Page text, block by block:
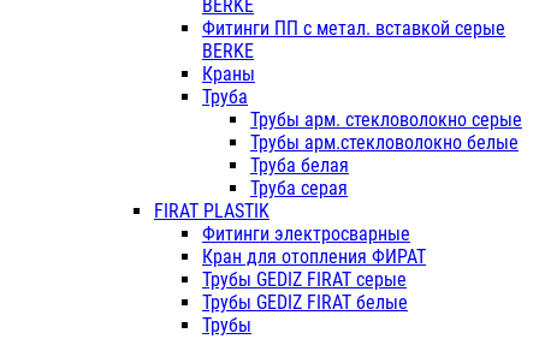
BERKE
Фитинги ПП с метал. вставкой серые
BERKE
Краны
Труба
Трубы арм. стекловолокно серые
Трубы арм.стекловолокно белые
Труба белая
Труба серая
FIRAT PLASTIK
Фитинги электросварные
Кран для отопления ФИРАТ
Трубы GEDIZ FIRAT серые
Трубы GEDIZ FIRAT белые
Трубы